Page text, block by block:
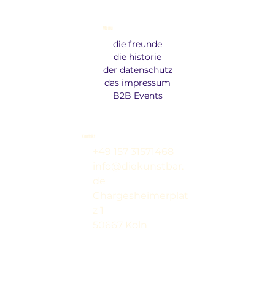
Menu
die freunde
die historie
der datenschutz
das impressum
B2B Events
Kontakt
+49 157 31571468
info@diekunstbar.
de
Chargesheimerplat
z 1
50667 Köln